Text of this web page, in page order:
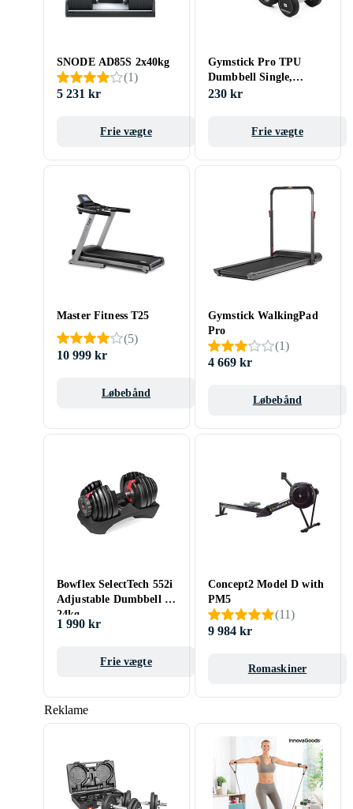
Reklame
SNODE AD85S 2x40kg
(1)
5 231 kr
Frie vægte
Gymstick Pro TPU
Dumbbell Single,
Hantlar Gummi 5kg
230 kr
Frie vægte
Master Fitness T25
(5)
10 999 kr
Løbebånd
Gymstick WalkingPad
Pro
(1)
4 669 kr
Løbebånd
Bowflex SelectTech 552i
Adjustable Dumbbell 2-
24kg
1 990 kr
Frie vægte
Concept2 Model D with
PM5
(11)
9 984 kr
Romaskiner